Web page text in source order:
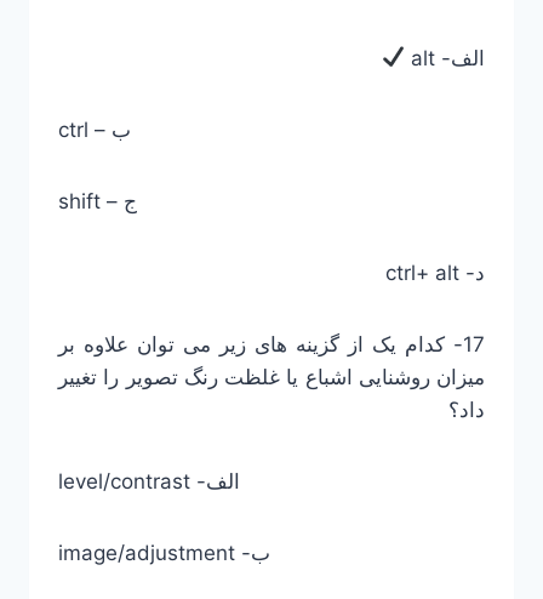
الف- alt
ctrl – ب
shift – ج
د- ctrl+ alt
17- کدام یک از گزینه های زیر می توان علاوه بر
میزان روشنایی اشباع یا غلظت رنگ تصویر را تغییر
داد؟
level/contrast -الف
image/adjustment -ب